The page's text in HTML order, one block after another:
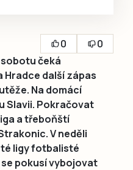
0
0
sobotu čeká
další zápas
Na domácí
Slavii. Pokračovat
a třeboňští
V neděli
ligy fotbalisté
pokusí vybojovat